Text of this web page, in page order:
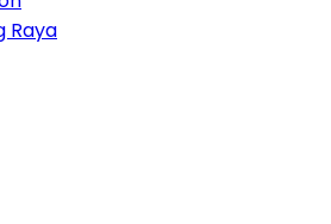
Raya